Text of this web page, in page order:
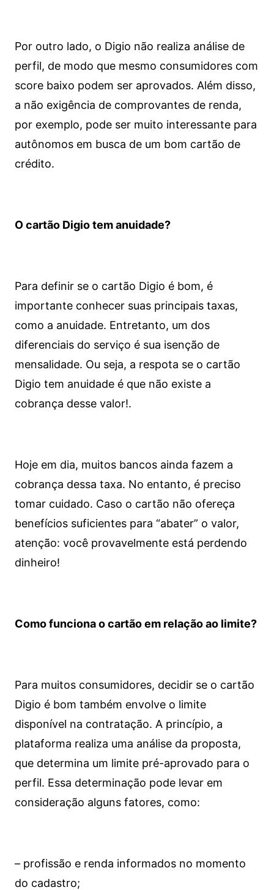
Por outro lado, o Digio não realiza análise de
perfil, de modo que mesmo consumidores com
score baixo podem ser aprovados. Além disso,
a não exigência de comprovantes de renda,
por exemplo, pode ser muito interessante para
autônomos em busca de um bom cartão de
crédito.
O cartão Digio tem anuidade?
Para definir se o cartão Digio é bom, é
importante conhecer suas principais taxas,
como a anuidade. Entretanto, um dos
diferenciais do serviço é sua isenção de
mensalidade. Ou seja, a respota se o cartão
Digio tem anuidade é que não existe a
cobrança desse valor!.
Hoje em dia, muitos bancos ainda fazem a
cobrança dessa taxa. No entanto, é preciso
tomar cuidado. Caso o cartão não ofereça
benefícios suficientes para “abater” o valor,
atenção: você provavelmente está perdendo
dinheiro!
Como funciona o cartão em relação ao limite?
Para muitos consumidores, decidir se o cartão
Digio é bom também envolve o limite
disponível na contratação. A princípio, a
plataforma realiza uma análise da proposta,
que determina um limite pré-aprovado para o
perfil. Essa determinação pode levar em
consideração alguns fatores, como:
– profissão e renda informados no momento
do cadastro;